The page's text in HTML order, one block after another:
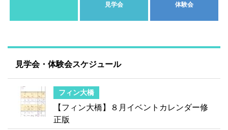
見学会
体験会
見学会・体験会スケジュール
フィン大橋
【フィン大橋】８月イベントカレンダー修
正版